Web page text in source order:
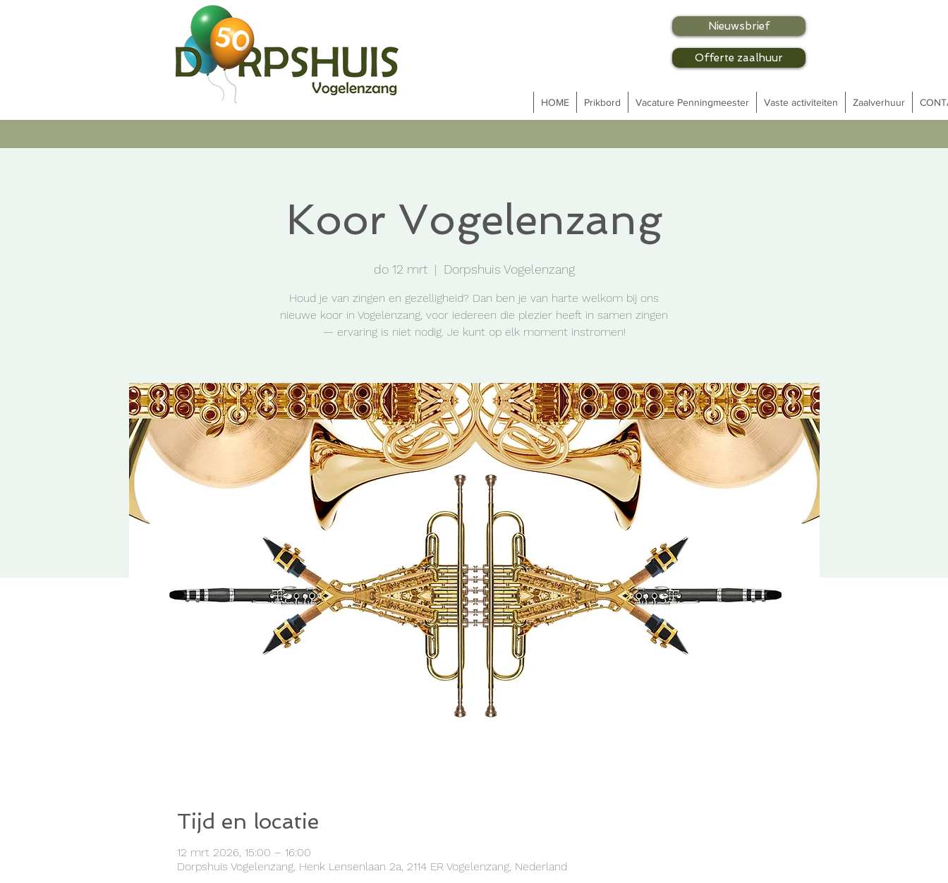
HOME Prikbord Vacature Penningmeester Vaste activiteiten Zaalverhuur
Offerte zaalhuur
Nieuwsbrief
Koor Vogelenzang
do 12 mrt
  |
Dorpshuis Vogelenzang
Houd je van zingen en gezelligheid? Dan ben je van harte welkom bij ons
nieuwe koor in Vogelenzang, voor iedereen die plezier heeft in samen zingen
— ervaring is niet nodig. Je kunt op elk moment instromen!
Tijd en locatie
12 mrt 2026, 15:00 – 16:00
Dorpshuis Vogelenzang, Henk Lensenlaan 2a, 2114 ER Vogelenzang, Nederland